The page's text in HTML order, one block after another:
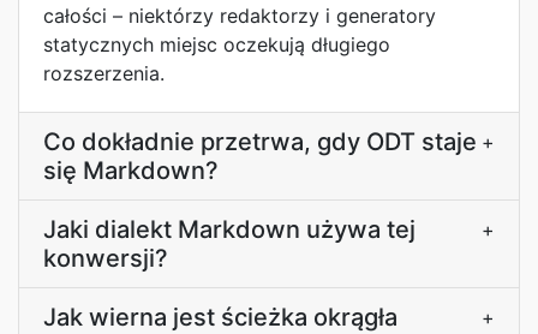
całości – niektórzy redaktorzy i generatory
statycznych miejsc oczekują długiego
rozszerzenia.
Co dokładnie przetrwa, gdy ODT staje
się Markdown?
+
Jaki dialekt Markdown używa tej
konwersji?
+
Jak wierna jest ścieżka okrągła
+